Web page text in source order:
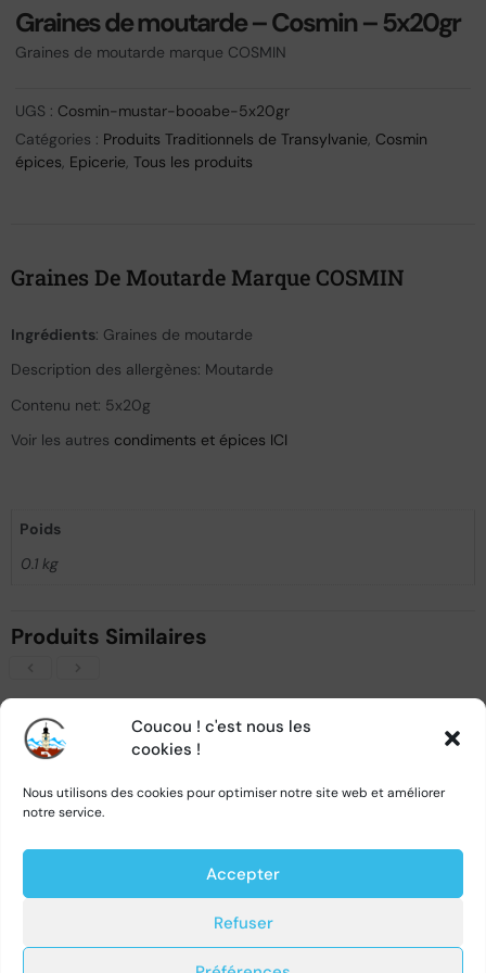
Coucou ! c'est nous les
cookies !
Nous utilisons des cookies pour optimiser notre site web et améliorer
notre service.
Accepter
Refuser
Graines de moutarde – Cosmin – 5x20gr
Graines de moutarde marque COSMIN
UGS : Cosmin-mustar-booabe-5x20gr
Catégories : Produits Traditionnels de Transylvanie Cosmin
épices Epicerie ,Tous les produits
Graines De Moutarde Marque COSMIN
Ingrédients: Graines de moutarde
Description des allergènes: Moutarde
Contenu net: 5x20g
Voir les autres condiments et épices ICI
Poids
0.1 kg
Produits Similaires
VICTIME DE SON SUCCÈS